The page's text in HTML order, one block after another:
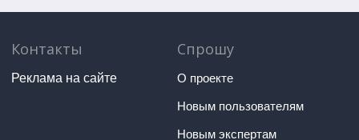
Контакты
Реклама на сайте
Спрошу
О проекте
Новым пользователям
Новым экспертам